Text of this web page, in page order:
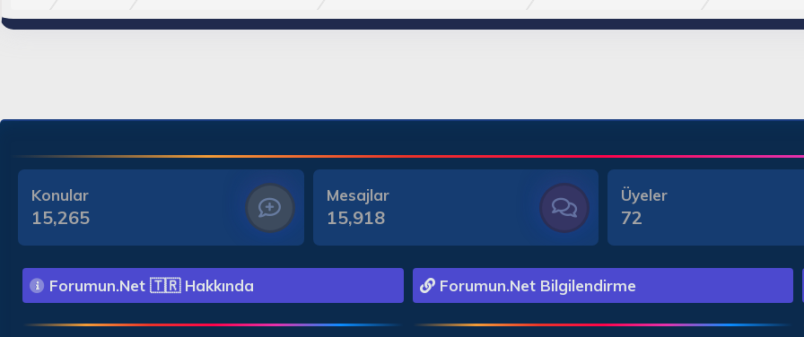
Konular
15,265
Mesajlar
15,918
Üyeler
72
Forumun.Net 🇹🇷 Hakkında Forumun.Net Bilgilendirme